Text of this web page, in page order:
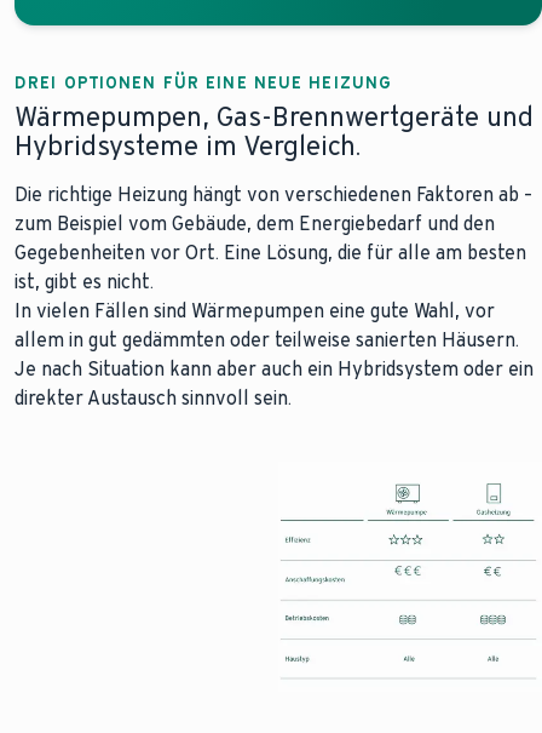
DREI OPTIONEN FÜR EINE NEUE HEIZUNG
Wärmepumpen, Gas-Brennwertgeräte und
Hybridsysteme im Vergleich.
Die richtige Heizung hängt von verschiedenen Faktoren ab –
zum Beispiel vom Gebäude, dem Energiebedarf und den
Gegebenheiten vor Ort. Eine Lösung, die für alle am besten
ist, gibt es nicht.
In vielen Fällen sind Wärmepumpen eine gute Wahl, vor
allem in gut gedämmten oder teilweise sanierten Häusern.
Je nach Situation kann aber auch ein Hybridsystem oder ein
direkter Austausch sinnvoll sein.